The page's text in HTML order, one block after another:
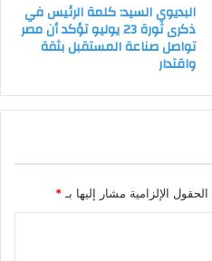
البديوي السيد: كلمة الرئيس في
ذكرى ثورة 23 يوليو تؤكد أن مصر
تواصل صناعة المستقبل بثقة
واقتدار
الحقول الإلزامية مشار إليها بـ*